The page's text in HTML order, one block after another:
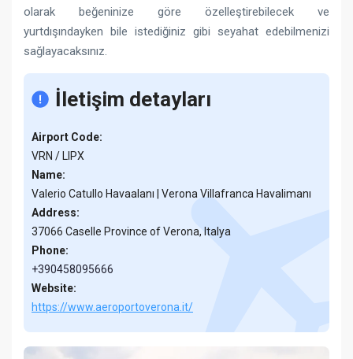
olarak beğeninize göre özelleştirebilecek ve
yurtdışındayken bile istediğiniz gibi seyahat edebilmenizi
sağlayacaksınız.
İletişim detayları
Airport Code:
VRN / LIPX
Name:
Valerio Catullo Havaalanı | Verona Villafranca Havalimanı
Address:
37066 Caselle Province of Verona, Italya
Phone:
+390458095666
Website:
https://www.aeroportoverona.it/